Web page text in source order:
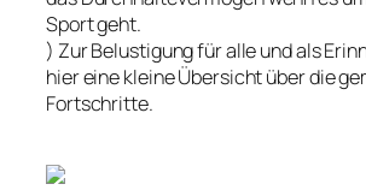
Sport geht.
) Zur Belustigung für alle und als
hier eine kleine Übersicht über die
Fortschritte.